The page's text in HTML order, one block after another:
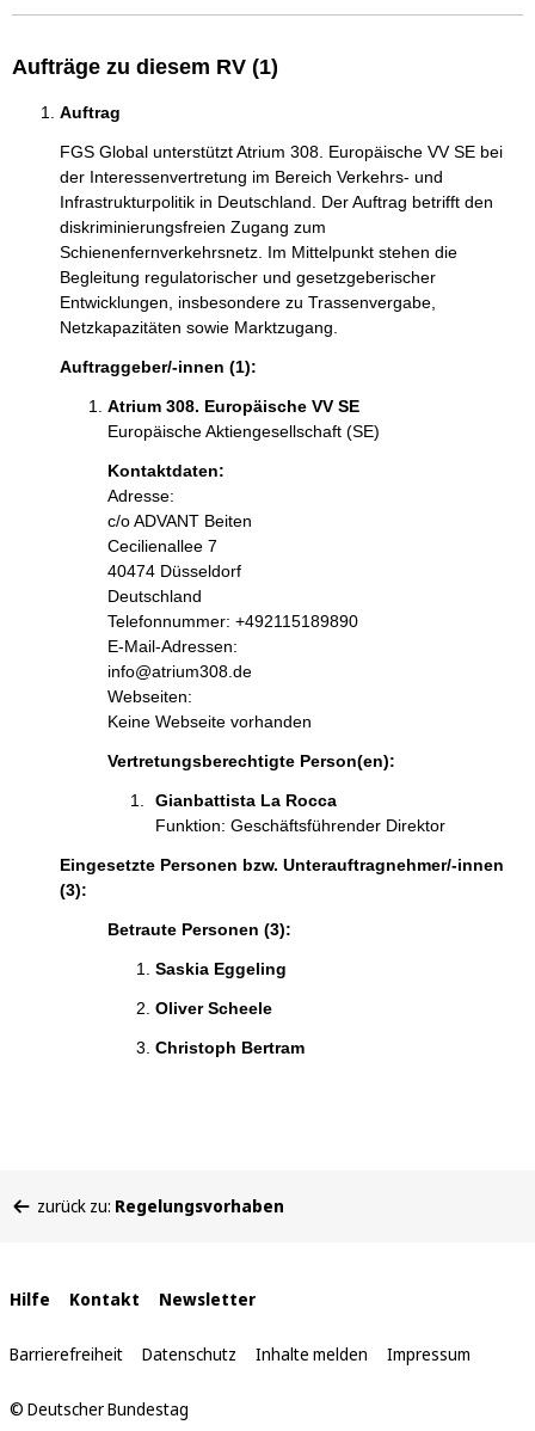
Aufträge zu diesem RV (1)
Auftrag
FGS Global unterstützt Atrium 308. Europäische VV SE bei
der Interessenvertretung im Bereich Verkehrs- und
Infrastrukturpolitik in Deutschland. Der Auftrag betrifft den
diskriminierungsfreien Zugang zum
Schienenfernverkehrsnetz. Im Mittelpunkt stehen die
Begleitung regulatorischer und gesetzgeberischer
Entwicklungen, insbesondere zu Trassenvergabe,
Netzkapazitäten sowie Marktzugang.
Auftraggeber/-innen (1):
Atrium 308. Europäische VV SE
Europäische Aktiengesellschaft (SE)
Kontaktdaten:
Adresse:
c/o ADVANT Beiten
Cecilienallee 7
40474 Düsseldorf
Deutschland
Kontaktinformationen:
Telefonnummer: +492115189890
E-Mail-Adressen:
info@atrium308.de
Webseiten:
Keine Webseite vorhanden
Vertretungsberechtigte Person(en):
Gianbattista La Rocca
Funktion: Geschäftsführender Direktor
Eingesetzte Personen bzw. Unterauftragnehmer/-innen
(3):
Betraute Personen (3):
Saskia Eggeling
Oliver Scheele
Christoph Bertram
befinden
zurück zu: Regelungsvorhaben
Interne
Links
Hilfe Kontakt Newsletter
Barrierefreiheit Datenschutz Inhalte melden Impressum
© Deutscher Bundestag